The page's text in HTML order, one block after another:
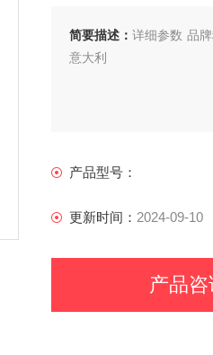
简要描述：详细参数 品
意大利
产品型号：
更新时间： 2024-09-10
产品咨